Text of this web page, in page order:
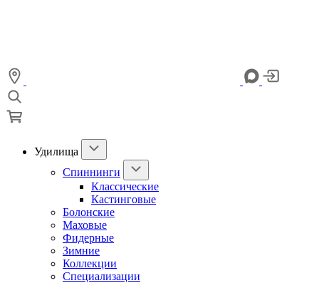
Удилища
Спиннинги
Классические
Кастинговые
Болонские
Маховые
Фидерные
Зимние
Коллекции
Специализации